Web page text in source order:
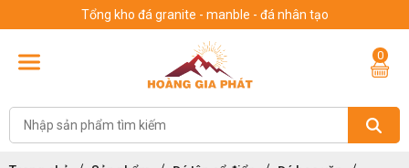
Tổng kho đá granite - manble - đá nhân tạo
0